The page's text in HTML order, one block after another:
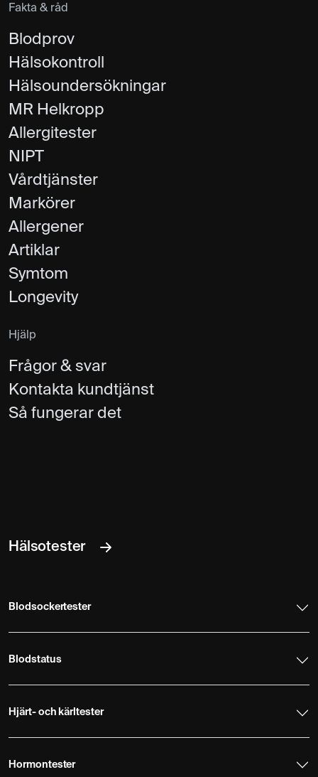
Fakta & råd
Blodprov
Hälsokontroll
Hälsoundersökningar
MR Helkropp
Allergitester
NIPT
Vårdtjänster
Markörer
Allergener
Artiklar
Symtom
Longevity
Hjälp
Frågor & svar
Kontakta kundtjänst
Så fungerar det
Hälsotester
Blodsockertester
Blodstatus
Hjärt- och kärltester
Hormontester